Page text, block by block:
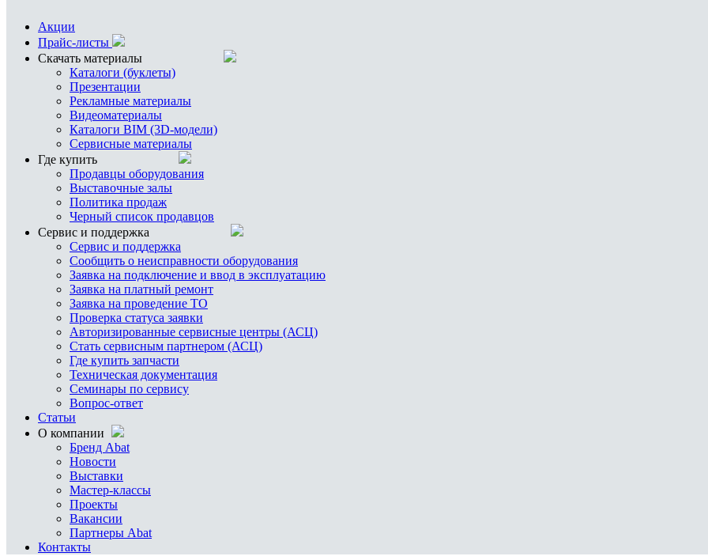
Акции
Прайс-листы
Скачать материалы
Каталоги (буклеты)
Презентации
Рекламные материалы
Видеоматериалы
Каталоги BIM (3D-модели)
Сервисные материалы
Где купить
Продавцы оборудования
Выставочные залы
Политика продаж
Черный список продавцов
Сервис и поддержка
Сервис и поддержка
Сообщить о неисправности оборудования
Заявка на подключение и ввод в эксплуатацию
Заявка на платный ремонт
Заявка на проведение ТО
Проверка статуса заявки
Авторизированные сервисные центры (АСЦ)
Стать сервисным партнером (АСЦ)
Где купить запчасти
Техническая документация
Семинары по сервису
Вопрос-ответ
Статьи
О компании
Бренд Abat
Новости
Выставки
Мастер-классы
Проекты
Вакансии
Партнеры Abat
Контакты